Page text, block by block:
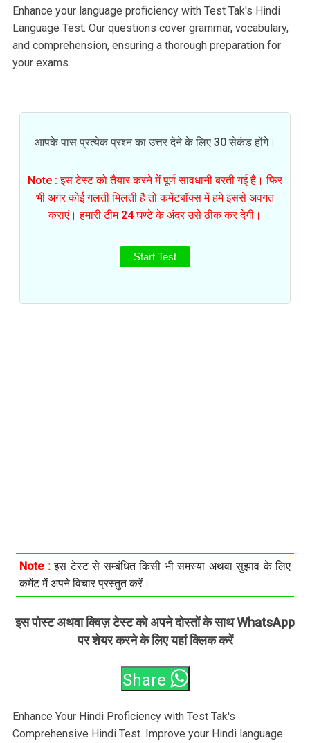
Enhance your language proficiency with Test Tak's Hindi
Language Test. Our questions cover grammar, vocabulary,
and comprehension, ensuring a thorough preparation for
your exams.
आपके पास प्रत्येक प्रश्न का उत्तर देने के लिए 30 सेकंड होंगे।
Note : इस टेस्ट को तैयार करने में पूर्ण सावधानी बरती गई है। फिर
भी अगर कोई गलती मिलती है तो कमेंटबॉक्स में हमे इससे अवगत
कराएं। हमारी टीम 24 घण्टे के अंदर उसे ठीक कर देगी।
Start Test
Note :इस टेस्ट से सम्बंधित किसी भी समस्या अथवा सुझाव के लिए
कमेंट में अपने विचार प्रस्तुत करें।
इस पोस्ट अथवा क्विज़ टेस्ट को अपने दोस्तों के साथ WhatsApp
पर शेयर करने के लिए यहां क्लिक करें
Share
Enhance Your Hindi Proficiency with Test Tak's
Comprehensive Hindi Test. Improve your Hindi language